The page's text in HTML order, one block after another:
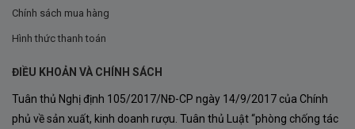
tươi, axit đồng đều, vừa có hương vani béo ngậy và hậu
vị mềm mịnh.
Chính sách mua hàng
Hình thức thanh toán
ĐIỀU KHOẢN VÀ CHÍNH SÁCH
Tuân thủ Nghị định 105/2017/NĐ-CP ngày 14/9/2017 của Chính
phủ về sản xuất, kinh doanh rượu. Tuân thủ Luật “phòng chống tác